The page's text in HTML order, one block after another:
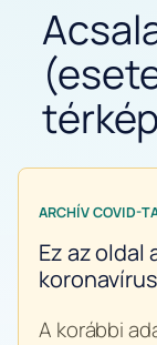
ARCHÍV COVID-
Ez az oldal
A korábbi